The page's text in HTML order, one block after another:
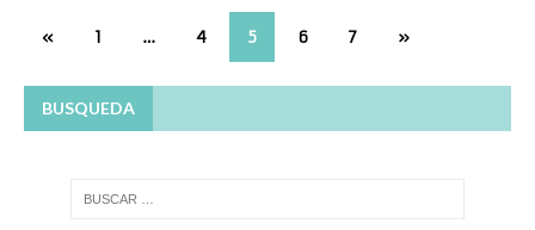
« 1 … 4 5 6 7 »
BUSQUEDA